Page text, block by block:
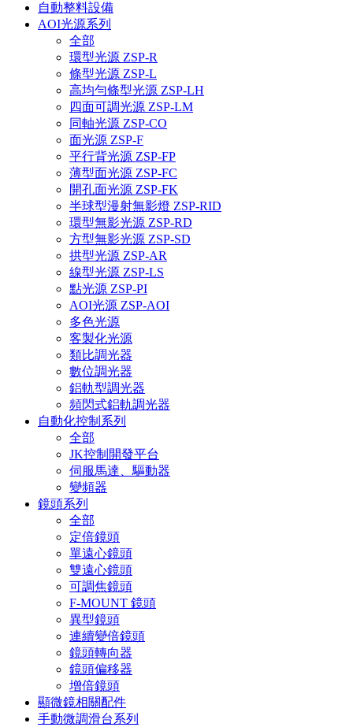
自動整料設備
AOI光源系列
全部
環型光源 ZSP-R
條型光源 ZSP-L
高均勻條型光源 ZSP-LH
四面可調光源 ZSP-LM
同軸光源 ZSP-CO
面光源 ZSP-F
平行背光源 ZSP-FP
薄型面光源 ZSP-FC
開孔面光源 ZSP-FK
半球型漫射無影燈 ZSP-RID
環型無影光源 ZSP-RD
方型無影光源 ZSP-SD
拱型光源 ZSP-AR
線型光源 ZSP-LS
點光源 ZSP-PI
AOI光源 ZSP-AOI
多色光源
客製化光源
類比調光器
數位調光器
鋁軌型調光器
頻閃式鋁軌調光器
自動化控制系列
全部
JK控制開發平台
伺服馬達、驅動器
變頻器
鏡頭系列
全部
定倍鏡頭
單遠心鏡頭
雙遠心鏡頭
可調焦鏡頭
F-MOUNT 鏡頭
異型鏡頭
連續變倍鏡頭
鏡頭轉向器
鏡頭偏移器
增倍鏡頭
顯微鏡相關配件
手動微調滑台系列